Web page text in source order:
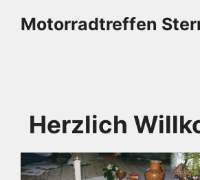
InhaltMotorradtreffen
Herzlich